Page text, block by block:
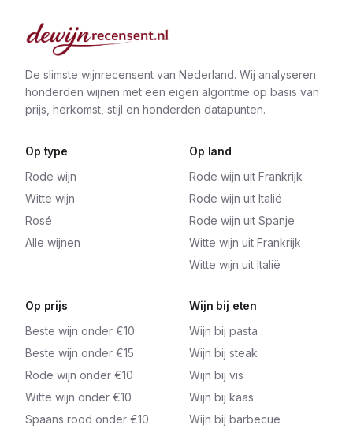
De slimste wijnrecensent van Nederland. Wij analyseren
honderden wijnen met een eigen algoritme op basis van
prijs, herkomst, stijl en honderden datapunten.
Op type
Rode wijn
Witte wijn
Rosé
Alle wijnen
Op land
Rode wijn uit Frankrijk
Rode wijn uit Italië
Rode wijn uit Spanje
Witte wijn uit Frankrijk
Witte wijn uit Italië
Op prijs
Beste wijn onder €10
Beste wijn onder €15
Rode wijn onder €10
Witte wijn onder €10
Spaans rood onder €10
Wijn bij eten
Wijn bij pasta
Wijn bij steak
Wijn bij vis
Wijn bij kaas
Wijn bij barbecue